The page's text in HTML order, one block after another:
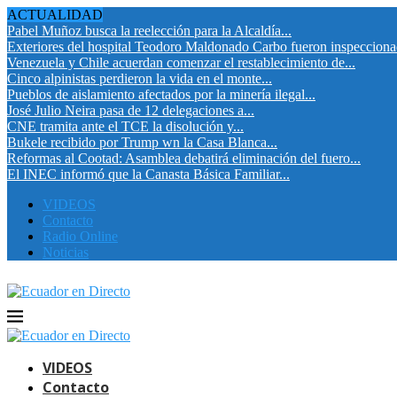
ACTUALIDAD
Pabel Muñoz busca la reelección para la Alcaldía...
Exteriores del hospital Teodoro Maldonado Carbo fueron
Venezuela y Chile acuerdan comenzar el restablecimiento de...
Cinco alpinistas perdieron la vida en el monte...
Pueblos de aislamiento afectados por la minería ilegal...
José Julio Neira pasa de 12 delegaciones a...
CNE tramita ante el TCE la disolución y...
Bukele recibido por Trump wn la Casa Blanca...
Reformas al Cootad: Asamblea debatirá eliminación del fuero...
El INEC informó que la Canasta Básica Familiar...
VIDEOS
Contacto
Radio Online
Noticias
VIDEOS
Contacto